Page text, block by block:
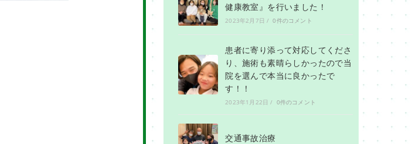
健康教室』を行いました！
2023年2月7日 / 0件のコメント
患者に寄り添って対応してくださ
り、施術も素晴らしかったので当
院を選んで本当に良かったで
す！！
2023年1月22日 / 0件のコメント
交通事故治療